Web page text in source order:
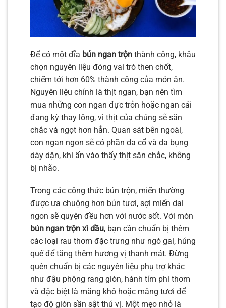
Để có một đĩa bún ngan trộn thành công, khâu
chọn nguyên liệu đóng vai trò then chốt,
chiếm tới hơn 60% thành công của món ăn.
Nguyên liệu chính là thịt ngan, bạn nên tìm
mua những con ngan đực trỏn hoặc ngan cái
đang kỳ thay lông, vì thịt của chúng sẽ săn
chắc và ngọt hơn hẳn. Quan sát bên ngoài,
con ngan ngon sẽ có phần da cổ và da bụng
dày dặn, khi ấn vào thấy thịt săn chắc, không
bị nhão.
Trong các công thức bún trộn, miến thường
được ưa chuộng hơn bún tươi, sợi miến dai
ngon sẽ quyện đều hơn với nước sốt. Với món
bún ngan trộn xì dầu, bạn cần chuẩn bị thêm
các loại rau thơm đặc trưng như ngò gai, húng
quế để tăng thêm hương vị thanh mát. Đừng
quên chuẩn bị các nguyên liệu phụ trợ khác
như đậu phộng rang giòn, hành tím phi thơm
và đặc biệt là măng khô hoặc măng tươi để
tạo độ giòn sần sật thú vị. Một mẹo nhỏ là